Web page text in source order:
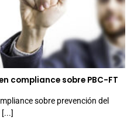
compliance sobre PBC-FT
sobre prevención del